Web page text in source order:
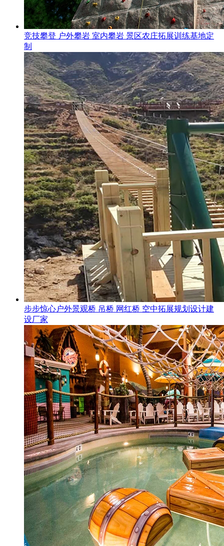
竞技攀登 户外攀岩 室内攀岩 景区农庄拓展训练基地定
制
步步惊心户外景观桥 吊桥 网红桥 空中拓展规划设计建
设厂家